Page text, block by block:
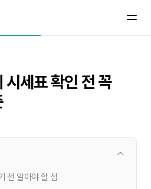
시세표 확인 전 꼭
전 알아야 할 점